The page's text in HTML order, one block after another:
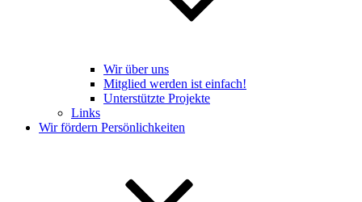
Wir über uns
Mitglied werden ist einfach!
Unterstützte Projekte
Links
Wir fördern Persönlichkeiten